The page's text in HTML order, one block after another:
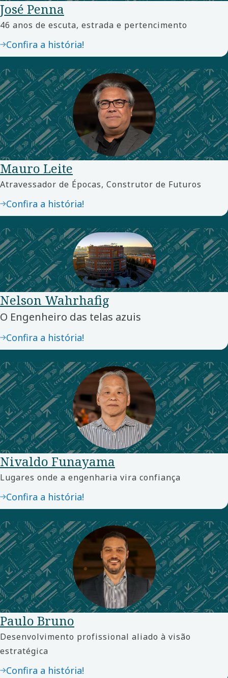
46 anos de escuta, estrada e pertencimento
José Penna
Confira a história!
Atravessador de Épocas, Construtor de Futuros
Mauro Leite
Confira a história!
Nelson Wahrhafig
O Engenheiro das telas azuis
Confira a história!
Lugares onde a engenharia vira confiança
Nivaldo Funayama
Confira a história!
Desenvolvimento profissional aliado à visão
estratégica
Paulo Bruno
Confira a história!